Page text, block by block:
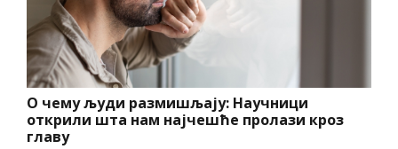
О чему људи размишљају: Научници
открили шта нам најчешће пролази кроз
главу